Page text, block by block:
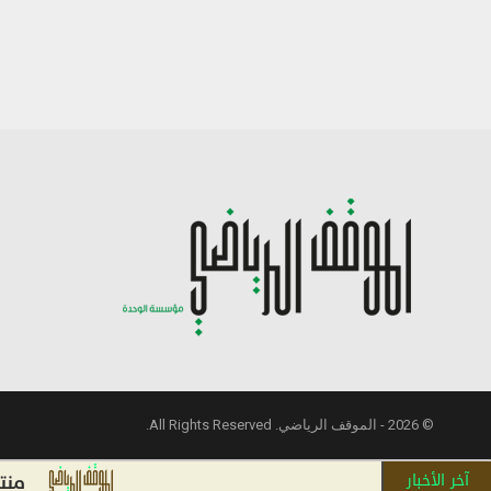
© 2026 - الموقف الرياضي. All Rights Reserved.
آخر الأخبار منتخب